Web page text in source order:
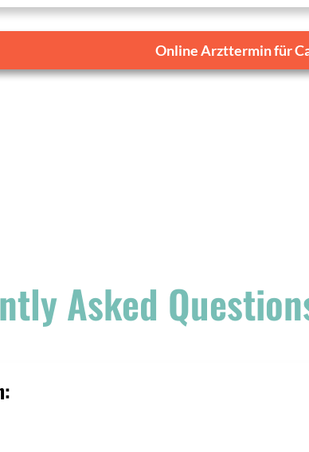
Online Arzttermin für
Asked